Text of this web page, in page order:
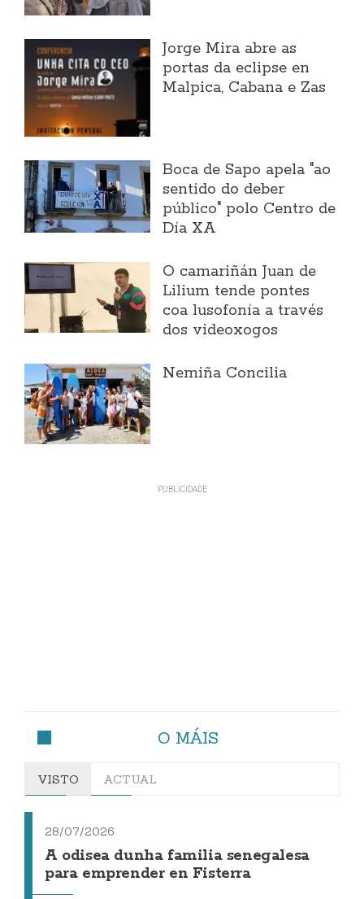
Jorge Mira abre as
portas da eclipse en
Malpica, Cabana e Zas
Boca de Sapo apela "ao
sentido do deber
público" polo Centro de
Día XA
O camariñán Juan de
Lilium tende pontes
coa lusofonía a través
dos videoxogos
Nemiña Concilia
O MÁIS
VISTO ACTUAL
28/07/2026
A odisea dunha familia senegalesa
para emprender en Fisterra